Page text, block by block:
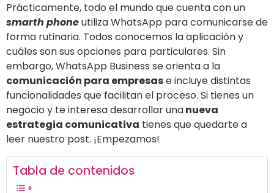
Prácticamente, todo el mundo que cuenta con un
smarth phoneutiliza WhatsApp para comunicarse de
forma rutinaria. Todos conocemos la aplicación y
cuáles son sus opciones para particulares. Sin
embargo, WhatsApp Business se orienta a la
comunicación para empresase incluye distintas
funcionalidades que facilitan el proceso. Si tienes un
negocio y te interesa desarrollar unanueva
estrategia comunicativa tienes que quedarte a
leer nuestro post. ¡Empezamos!
Tabla de contenidos